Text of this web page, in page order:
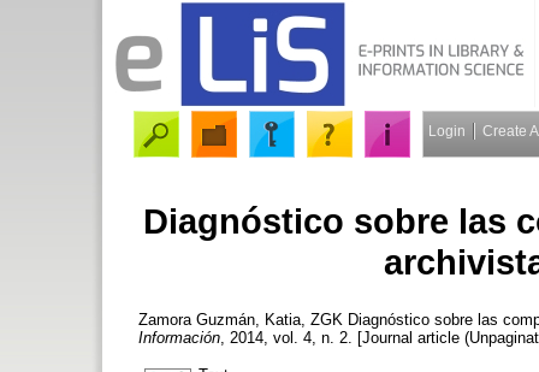
Login Create
Diagnóstico sobre las
Zamora Guzmán, Katia, ZGK Diagnóstico sobre las
Información , 2014, vol. 4, n. 2. [Journal article